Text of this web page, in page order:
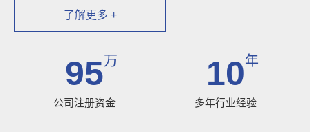
了解更多 +
100万
公司注册资金
10年
多年行业经验